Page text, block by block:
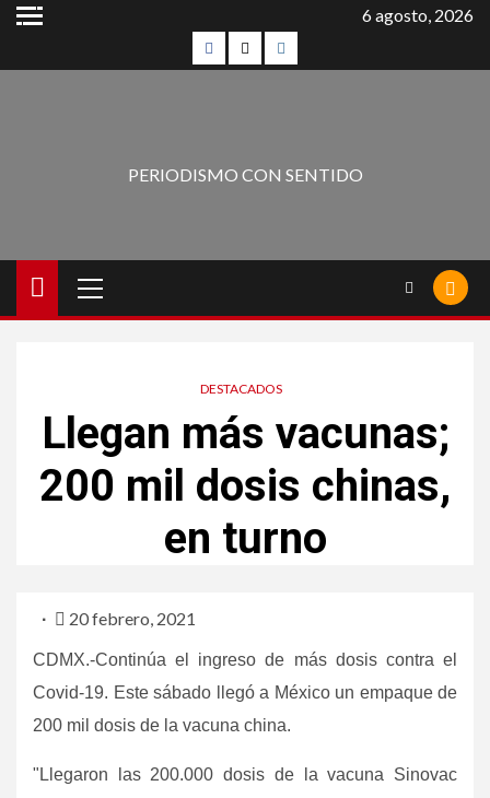
6 agosto, 2026
PERIODISMO CON SENTIDO
DESTACADOS
Llegan más vacunas;
200 mil dosis chinas,
en turno
20 febrero, 2021
CDMX.-Continúa el ingreso de más dosis contra el
Covid-19. Este sábado llegó a México un empaque de
200 mil dosis de la vacuna china.
"Llegaron las 200.000 dosis de la vacuna Sinovac